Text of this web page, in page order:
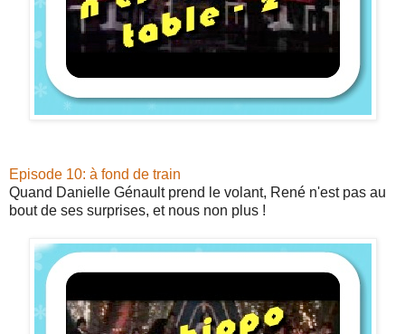
Episode 10: à fond de train
Quand Danielle Génault prend le volant, René n'est pas au
bout de ses surprises, et nous non plus !